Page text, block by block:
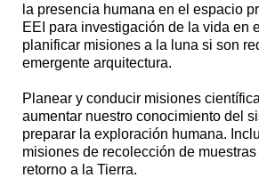
la presencia humana en el espacio
EEI para investigación de la vida en
planificar misiones a la luna si son
emergente arquitectura.
Planear y conducir misiones
aumentar nuestro conocimiento del
preparar la exploración humana.
misiones de recolección de muestras
retorno a la Tierra.